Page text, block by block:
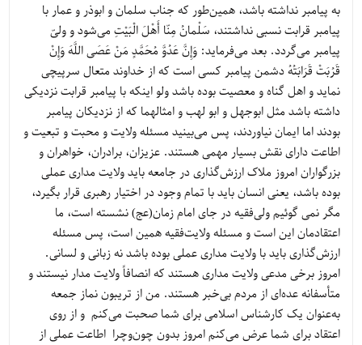
به پیامبر نداشته باشد، همین‌طور که جناب سلمان و ابوذر و عمار با
پیامبر قرابت نسبی نداشتند، سَلْمانُ مِنّا أَهْلَ الْبَيْتِ می‌شود و ولیّ
پیامبر می‌گردد. بعد می‌فرماید: وَإِنَّ عَدُوَّ مُحَمَّدٍ مَنْ عَصَى اللَّهَ وَإِنْ
قَرُبَتْ قَرَابَتُهُ دشمن پیامبر کسی است که از خداوند متعال سرپیچی
نماید و اهل گناه و معصیت بوده باشد ولو اینکه با پیامبر قرابت نزدیکی
داشته باشد مثل ابوجهل و ابو لهب و امثالهما که از نزدیکان پیامبر
بودند اما ایمان نیاوردند، پس می‌بینید مسئله ولایت و محبت و تبعیت و
اطاعت دارای نقش بسیار مهمی هستند. عزیزان، برادران، خواهران و
بزرگواران امروز ملاک ارزش‌گذاری در جامعه باید ولایت مداری عملی
بوده باشد، یعنی انسان باید با تمام وجود در اختیار رهبری قرار بگیرد،
مگر نمی گوئیم ولی‌فقیه در جای امام زمان(عج) نشسته است، ما
اعتقادمان این است و مسئله ولایت‌فقیه همین است، پس مسئله
ارزش‌گذاری باید با ولایت مداری عملی بوده باشد نه زبانی و لسانی.
امروز برخی مدعی ولایت مداری هستند که انصافاً ولایت مدار نیستند و
متأسفانه عده‌ای از مردم بی‌خبر هستند. من از تریبون نماز جمعه
به‌عنوان یک کارشناس اسلامی برای شما صحبت می‌کنم و از روی
اعتقاد برای شما عرض می‌کنم امروز بدون چون‌وچرا اطاعت عملی از